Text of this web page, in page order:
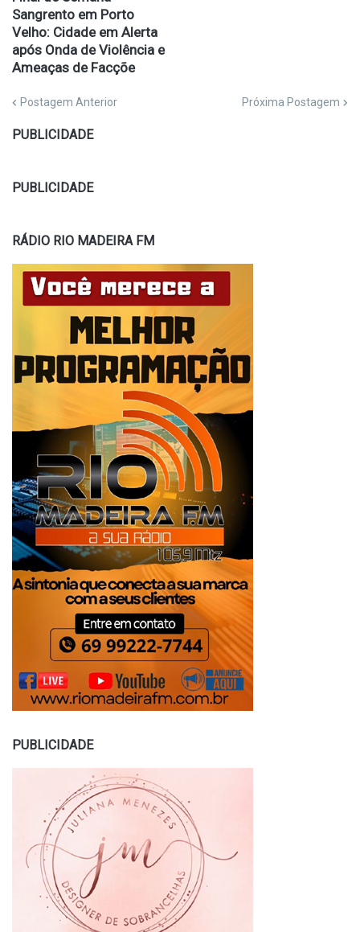
Sangrento em Porto
Velho: Cidade em Alerta
após Onda de Violência e
Ameaças de Facçõe
Postagem Anterior Próxima Postagem
PUBLICIDADE
PUBLICIDADE
RÁDIO RIO MADEIRA FM
PUBLICIDADE